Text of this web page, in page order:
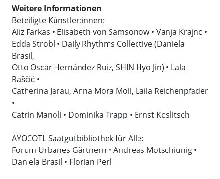
Weitere Informationen
Beteiligte Künstler:innen:
Aliz Farkas • Elisabeth von Samsonow • Vanja Krajnc •
Edda Strobl • Daily Rhythms Collective (Daniela
Brasil,
Otto Oscar Hernández Ruiz, SHIN Hyo Jin) • Lala
Raščić •
Catherina Jarau, Anna Mora Moll, Laila Reichenpfader
•
Catrin Manoli • Dominika Trapp • Ernst Koslitsch
AYOCOTL Saatgutbibliothek für Alle:
Forum Urbanes Gärtnern • Andreas Motschiunig •
Daniela Brasil • Florian Perl